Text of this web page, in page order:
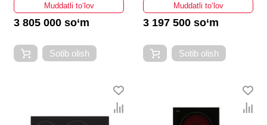
Muddatli to‘lov
3 805 000 so‘m
Sotib olish
Muddatli to‘lov
3 197 500 so‘m
Sotib olish